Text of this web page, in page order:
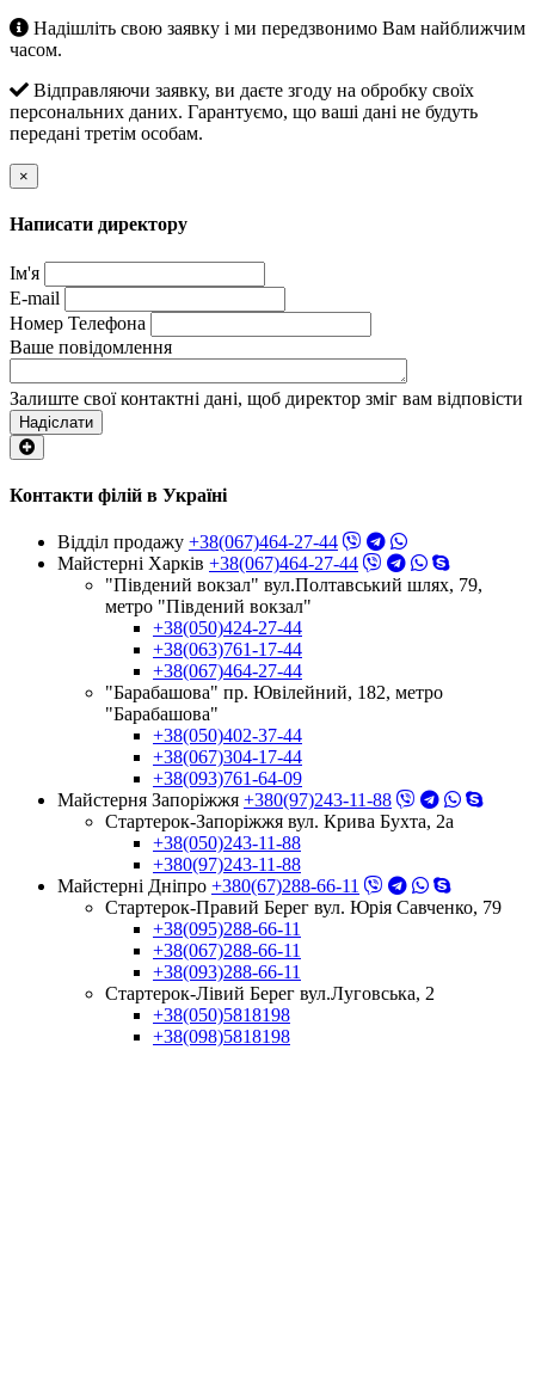
Надішліть свою заявку і ми передзвонимо Вам найближчим
часом.
Відправляючи заявку, ви даєте згоду на обробку своїх
персональних даних. Гарантуємо, що ваші дані не будуть
передані третім особам.
×
Написати директору
Ім'я
E-mail
Номер Телефона
Ваше повідомлення
Залиште свої контактні дані, щоб директор зміг вам відповісти
Надіслати
Контакти філій в Україні
Відділ продажу +38(067)464-27-44
Майстерні Харків +38(067)464-27-44
"Південий вокзал" вул.Полтавський шлях, 79,
метро "Південий вокзал"
+38(050)424-27-44
+38(063)761-17-44
+38(067)464-27-44
"Барабашова" пр. Ювілейний, 182, метро
"Барабашова"
+38(050)402-37-44
+38(067)304-17-44
+38(093)761-64-09
Майстерня Запоріжжя +380(97)243-11-88
Стартерок-Запоріжжя вул. Крива Бухта, 2а
+38(050)243-11-88
+380(97)243-11-88
Майстерні Днiпро +380(67)288-66-11
Стартерок-Правий Берег вул. Юрія Савченко, 79
+38(095)288-66-11
+38(067)288-66-11
+38(093)288-66-11
Стартерок-Лівий Берег вул.Луговська, 2
+38(050)5818198
+38(098)5818198